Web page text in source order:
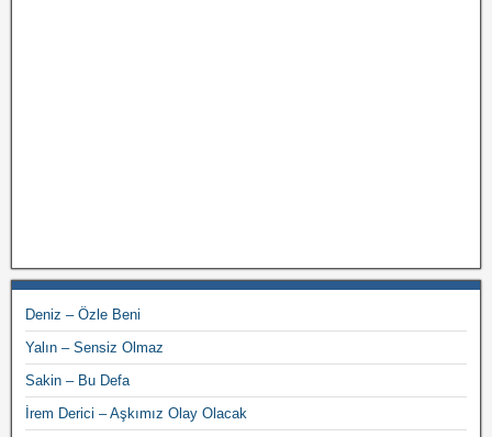
Deniz – Özle Beni
Yalın – Sensiz Olmaz
Sakin – Bu Defa
İrem Derici – Aşkımız Olay Olacak